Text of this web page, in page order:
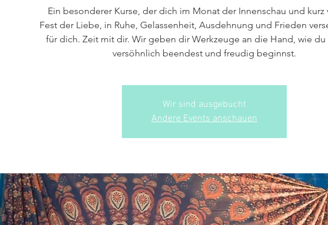
Ein besonderer Kurse, der dich im Monat der Innenschau und kurz
Fest der Liebe, in Ruhe, Gelassenheit, Ausdehnung und Frieden
für dich. Zeit mit dir. Wir geben dir Werkzeuge an die Hand, wie du
Wir sind ausgebucht
Andere Events anschauen